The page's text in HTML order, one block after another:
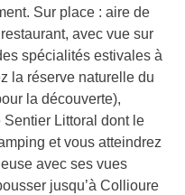
Sur place : aire de
avec vue sur
spécialités estivales à
la réserve naturelle du
la découverte),
Littoral dont le
et vous atteindrez
avec ses vues
jusqu’à Collioure